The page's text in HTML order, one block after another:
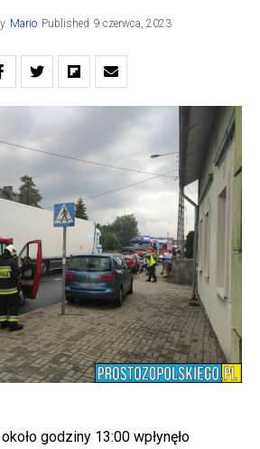
Mario Published 9 czerwca, 2023
godziny 13:00 wpłynęło